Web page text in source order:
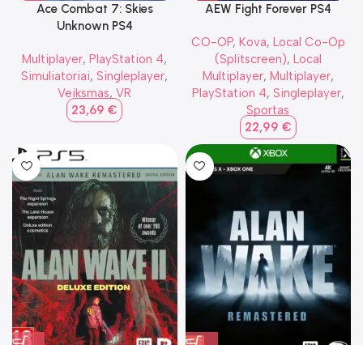
Ace Combat 7: Skies
Unknown PS4
Multiplayer,PlayStation 4,
Simuliatoriai,Singleplayer,
Veiksmas,VR
23,69€
AEW Fight Forever PS4
CO-OP, Kova, Local Co-Op
(Splitscreen), Local
Multiplayer, Multiplayer,
PlayStation 4, Singleplayer,
Sportas
22,99 €